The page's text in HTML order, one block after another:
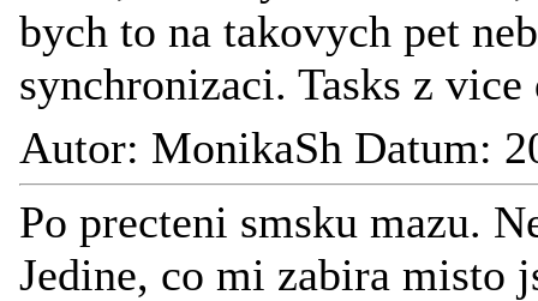
bych to na takovych pet
synchronizaci. Tasks z
Autor: MonikaSh Datum:
Po precteni smsku mazu.
Jedine, co mi zabira misto